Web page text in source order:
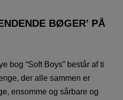
BØGER’ PÅ
bog “Soft Boys” består af ti
der alle sammen er
ensomme og sårbare og